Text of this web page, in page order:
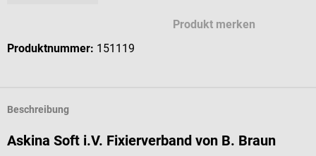
Produkt merken
Produktnummer: 151119
Beschreibung
Askina Soft i.V. Fixierverband von B. Braun